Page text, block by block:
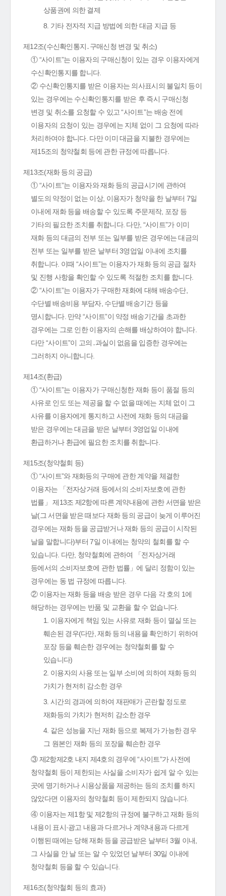
상품권에 의한 결제
8. 기타 전자적 지급 방법에 의한 대금 지급 등
제12조(수신확인통지․구매신청 변경 및 취소)
① “사이트”는 이용자의 구매신청이 있는 경우 이용자에게
수신확인통지를 합니다.
② 수신확인통지를 받은 이용자는 의사표시의 불일치 등이
있는 경우에는 수신확인통지를 받은 후 즉시 구매신청
변경 및 취소를 요청할 수 있고 “사이트”는 배송 전에
이용자의 요청이 있는 경우에는 지체 없이 그 요청에 따라
처리하여야 합니다. 다만 이미 대금을 지불한 경우에는
제15조의 청약철회 등에 관한 규정에 따릅니다.
제13조(재화 등의 공급)
① “사이트”는 이용자와 재화 등의 공급시기에 관하여
별도의 약정이 없는 이상, 이용자가 청약을 한 날부터 7일
이내에 재화 등을 배송할 수 있도록 주문제작, 포장 등
기타의 필요한 조치를 취합니다. 다만, “사이트”가 이미
재화 등의 대금의 전부 또는 일부를 받은 경우에는 대금의
전부 또는 일부를 받은 날부터 3영업일 이내에 조치를
취합니다. 이때 “사이트”는 이용자가 재화 등의 공급 절차
및 진행 사항을 확인할 수 있도록 적절한 조치를 합니다.
② “사이트”는 이용자가 구매한 재화에 대해 배송수단,
수단별 배송비용 부담자, 수단별 배송기간 등을
명시합니다. 만약 “사이트”이 약정 배송기간을 초과한
경우에는 그로 인한 이용자의 손해를 배상하여야 합니다.
다만 “사이트”이 고의․과실이 없음을 입증한 경우에는
그러하지 아니합니다.
제14조(환급)
① “사이트”는 이용자가 구매신청한 재화 등이 품절 등의
사유로 인도 또는 제공을 할 수 없을 때에는 지체 없이 그
사유를 이용자에게 통지하고 사전에 재화 등의 대금을
받은 경우에는 대금을 받은 날부터 3영업일 이내에
환급하거나 환급에 필요한 조치를 취합니다.
제15조(청약철회 등)
① “사이트”와 재화등의 구매에 관한 계약을 체결한
이용자는 「전자상거래 등에서의 소비자보호에 관한
법률」 제13조 제2항에 따른 계약내용에 관한 서면을 받은
날(그 서면을 받은 때보다 재화 등의 공급이 늦게 이루어진
경우에는 재화 등을 공급받거나 재화 등의 공급이 시작된
날을 말합니다)부터 7일 이내에는 청약의 철회를 할 수
있습니다. 다만, 청약철회에 관하여 「전자상거래
등에서의 소비자보호에 관한 법률」에 달리 정함이 있는
경우에는 동 법 규정에 따릅니다.
② 이용자는 재화 등을 배송 받은 경우 다음 각 호의 1에
해당하는 경우에는 반품 및 교환을 할 수 없습니다.
1. 이용자에게 책임 있는 사유로 재화 등이 멸실 또는
훼손된 경우(다만, 재화 등의 내용을 확인하기 위하여
포장 등을 훼손한 경우에는 청약철회를 할 수
있습니다)
2. 이용자의 사용 또는 일부 소비에 의하여 재화 등의
가치가 현저히 감소한 경우
3. 시간의 경과에 의하여 재판매가 곤란할 정도로
재화등의 가치가 현저히 감소한 경우
4. 같은 성능을 지닌 재화 등으로 복제가 가능한 경우
그 원본인 재화 등의 포장을 훼손한 경우
③ 제2항제2호 내지 제4호의 경우에 “사이트”가 사전에
청약철회 등이 제한되는 사실을 소비자가 쉽게 알 수 있는
곳에 명기하거나 시용상품을 제공하는 등의 조치를 하지
않았다면 이용자의 청약철회 등이 제한되지 않습니다.
④ 이용자는 제1항 및 제2항의 규정에 불구하고 재화 등의
내용이 표시·광고 내용과 다르거나 계약내용과 다르게
이행된 때에는 당해 재화 등을 공급받은 날부터 3월 이내,
그 사실을 안 날 또는 알 수 있었던 날부터 30일 이내에
청약철회 등을 할 수 있습니다.
제16조(청약철회 등의 효과)